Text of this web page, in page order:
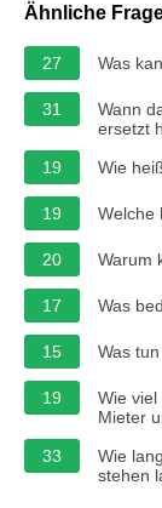
Ähnliche
27 Was
31
Wann
ersetzt
19
Wie
19 Welche
20 Warum
17 Was
15 Was
19
Wie
Mieter
33
Wie
stehen